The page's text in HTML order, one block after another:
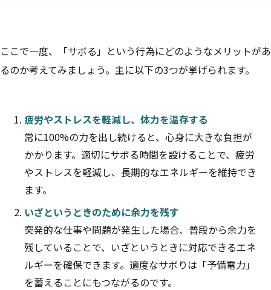
ここで一度、「サボる」という行為にどのようなメリットがあ
るのか考えてみましょう。主に以下の3つが挙げられます。
疲労やストレスを軽減し、体力を温存する
常に100%の力を出し続けると、心身に大きな負担が
かかります。適切にサボる時間を設けることで、疲労
やストレスを軽減し、長期的なエネルギーを維持でき
ます。
いざというときのために余力を残す
突発的な仕事や問題が発生した場合、普段から余力を
残していることで、いざというときに対応できるエネ
ルギーを確保できます。適度なサボりは「予備電力」
を蓄えることにもつながるのです。